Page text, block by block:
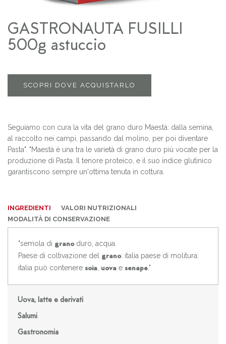
Uova, latte e derivati
Salumi
Gastronomia
GASTRONAUTA FUSILLI
500g astuccio
SCOPRI DOVE ACQUISTARLO
Seguiamo con cura la vita del grano duro Maestà: dalla semina,
al raccolto nei campi, passando dal molino, per poi diventare
Pasta". "Maestà è una tra le varietà di grano duro più vocate per la
produzione di Pasta. Il tenore proteico, e il suo indice glutinico
garantiscono sempre un'ottima tenuta in cottura.
INGREDIENTI
VALORI NUTRIZIONALI
MODALITÀ DI CONSERVAZIONE
"semola di granoduro, acqua.
Paese di coltivazione del
grano: italia paese di molitura:
italia può contenere soia uova e senape ."